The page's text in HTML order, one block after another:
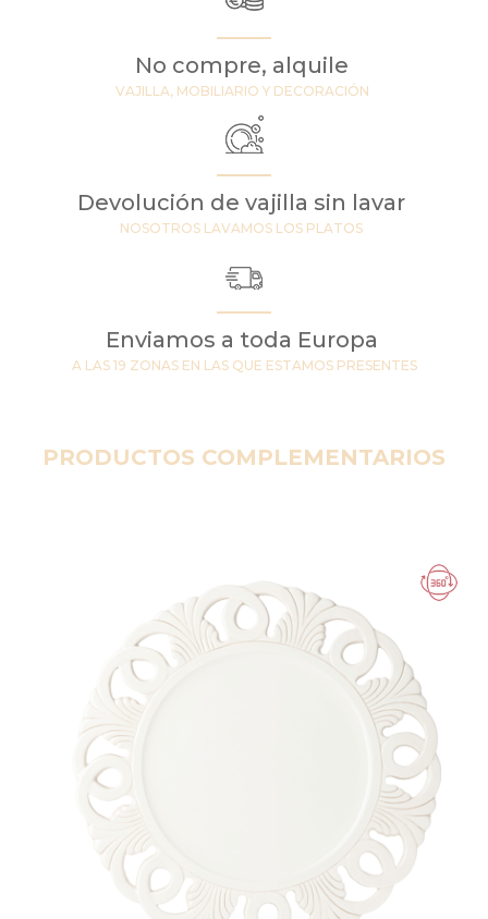
No compre, alquile
VAJILLA, MOBILIARIO Y DECORACIÓN
Devolución de vajilla sin lavar
NOSOTROS LAVAMOS LOS PLATOS
Enviamos a toda Europa
A LAS 19 ZONAS EN LAS QUE ESTAMOS PRESENTES
PRODUCTOS COMPLEMENTARIOS